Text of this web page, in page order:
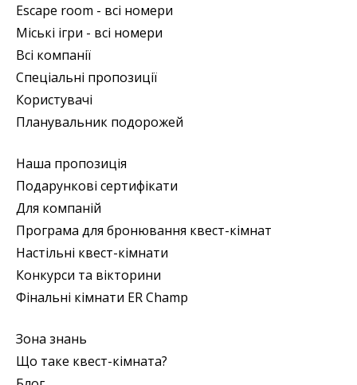
Escape room - всі номери
Міські ігри - всі номери
Всі компанії
Спеціальні пропозиції
Користувачі
Планувальник подорожей
Наша пропозиція
Подарункові сертифікати
Для компаній
Програма для бронювання квест-кімнат
Настільні квест-кімнати
Конкурси та вікторини
Фінальні кімнати ER Champ
Зона знань
Що таке квест-кімната?